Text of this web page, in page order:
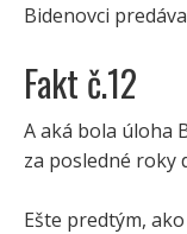
Bidenovci
Fakt č.12
A aká bola úloha
za posledné roky
Ešte predtým,